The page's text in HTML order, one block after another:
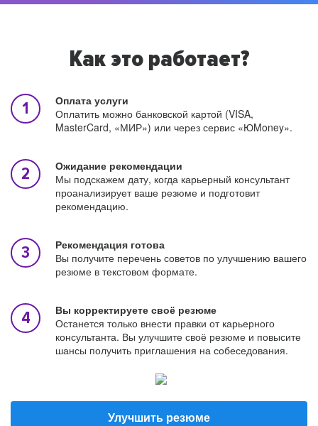
Как это работает?
Оплата услуги
Оплатить можно банковской картой (VISA,
MasterCard, «МИР») или через сервис «ЮMoney».
Ожидание рекомендации
Мы подскажем дату, когда карьерный консультант
проанализирует ваше резюме и подготовит
рекомендацию.
Рекомендация готова
Вы получите перечень советов по улучшению вашего
резюме в текстовом формате.
Вы корректируете своё резюме
Останется только внести правки от карьерного
консультанта. Вы улучшите своё резюме и повысите
шансы получить приглашения на собеседования.
Улучшить резюме